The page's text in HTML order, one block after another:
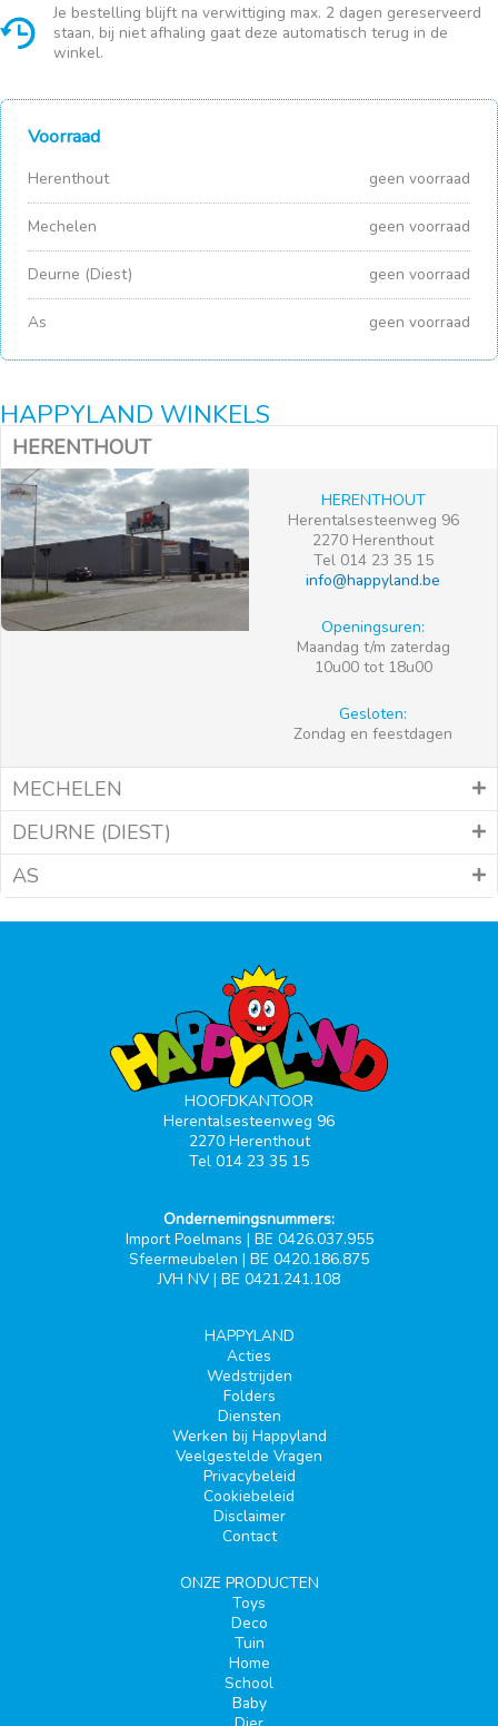
Je bestelling blijft na verwittiging max. 2 dagen gereserveerd
staan, bij niet afhaling gaat deze automatisch terug in de
winkel.
Voorraad
Herenthout geen voorraad
Mechelen geen voorraad
Deurne (Diest) geen voorraad
As geen voorraad
HAPPYLAND WINKELS
HERENTHOUT
HERENTHOUT
Herentalsesteenweg 96
2270 Herenthout
Tel 014 23 35 15
info@happyland.be
Openingsuren:
Maandag t/m zaterdag
10u00 tot 18u00
Gesloten:
Zondag en feestdagen
MECHELEN
DEURNE (DIEST)
AS
HOOFDKANTOOR
Herentalsesteenweg 96
2270 Herenthout
Tel 014 23 35 15
Ondernemingsnummers:
Import Poelmans | BE 0426.037.955
Sfeermeubelen | BE 0420.186.875
JVH NV | BE 0421.241.108
HAPPYLAND
Acties
Wedstrijden
Folders
Diensten
Werken bij Happyland
Veelgestelde Vragen
Privacybeleid
Cookiebeleid
Disclaimer
Contact
ONZE PRODUCTEN
Toys
Deco
Tuin
Home
School
Baby